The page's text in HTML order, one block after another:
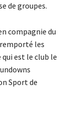
de groupes.
compagnie du
les
qui est le club le
Sport de